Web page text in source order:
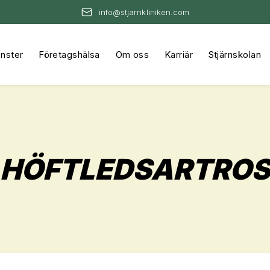
info@stjarnkliniken.com
Företagshälsa Om oss Karriär Stjärnskolan
HÖFTLEDSARTROS